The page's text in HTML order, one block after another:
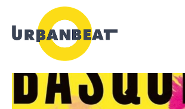
contenido